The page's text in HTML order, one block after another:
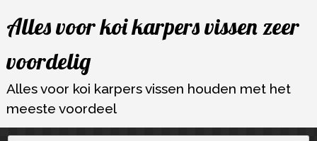
naar
inhoud
Alles voor koi karpers vissen zeer
voordelig
Alles voor koi karpers vissen houden met het
meeste voordeel